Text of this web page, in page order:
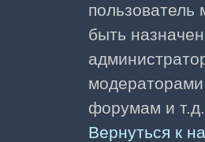
пользователь
быть
форумам и т.д.
Вернуться к